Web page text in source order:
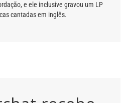
e ele inclusive gravou um LP
cantadas em inglês.